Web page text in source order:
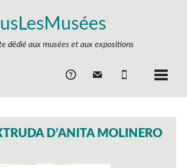
dédié aux musées et aux expositions
D’ANITA MOLINERO